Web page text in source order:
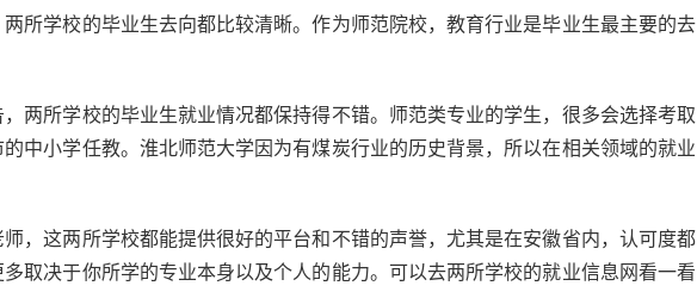
所学校的毕业生去向都比较清晰。作为师范院校，教育行业是毕业生最主要的去
两所学校的毕业生就业情况都保持得不错。师范类专业的学生，很多会选择考取
中小学任教。淮北师范大学因为有煤炭行业的历史背景，所以在相关领域的就业
，这两所学校都能提供很好的平台和不错的声誉，尤其是在安徽省内，认可度都
取决于你所学的专业本身以及个人的能力。可以去两所学校的就业信息网看一看